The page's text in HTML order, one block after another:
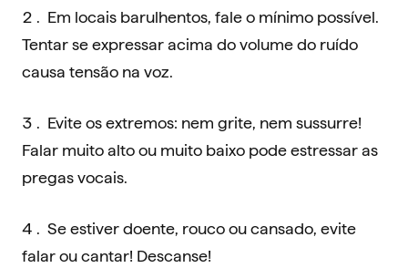
Em locais barulhentos, fale o mínimo possível.
Tentar se expressar acima do volume do ruído
causa tensão na voz.
Evite os extremos: nem grite, nem sussurre!
Falar muito alto ou muito baixo pode estressar as
pregas vocais.
Se estiver doente, rouco ou cansado, evite
falar ou cantar! Descanse!